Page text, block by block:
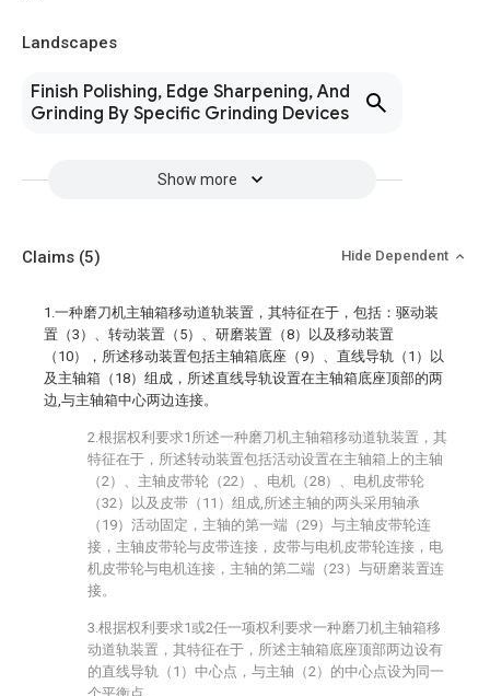
Landscapes
Finish Polishing, Edge Sharpening, And
Grinding By Specific Grinding Devices
Show more
Claims (5) Hide Dependent
1.一种磨刀机主轴箱移动道轨装置，其特征在于，包括：驱动装
置（3）、转动装置（5）、研磨装置（8）以及移动装置
（10），所述移动装置包括主轴箱底座（9）、直线导轨（1）以
及主轴箱（18）组成，所述直线导轨设置在主轴箱底座顶部的两
边,与主轴箱中心两边连接。
2.根据权利要求1所述一种磨刀机主轴箱移动道轨装置，其
特征在于，所述转动装置包括活动设置在主轴箱上的主轴
（2）、主轴皮带轮（22）、电机（28）、电机皮带轮
（32）以及皮带（11）组成,所述主轴的两头采用轴承
（19）活动固定，主轴的第一端（29）与主轴皮带轮连
接，主轴皮带轮与皮带连接，皮带与电机皮带轮连接，电
机皮带轮与电机连接，主轴的第二端（23）与研磨装置连
接。
3.根据权利要求1或2任一项权利要求一种磨刀机主轴箱移
动道轨装置，其特征在于，所述主轴箱底座顶部两边设有
的直线导轨（1）中心点，与主轴（2）的中心点设为同一